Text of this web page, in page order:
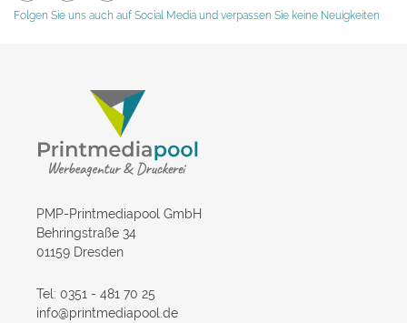
Folgen Sie uns auch auf Social Media und verpassen Sie keine Neuigkeiten
PMP-Printmediapool GmbH
Behringstraße 34
01159 Dresden
Tel: 0351 - 481 70 25
info@printmediapool.de